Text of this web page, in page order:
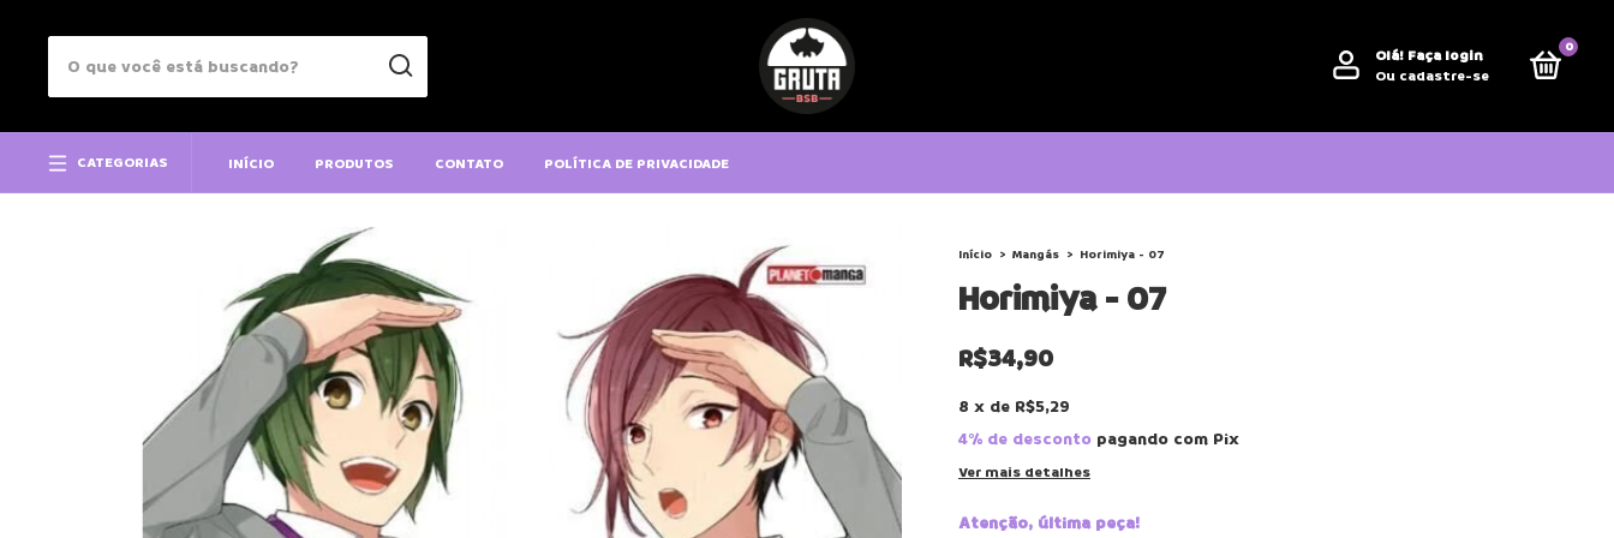
Olá! Faça login
Ou cadastre-se
0
CATEGORIAS INÍCIO PRODUTOS CONTATO POLÍTICA DE PRIVACIDADE
Início > Mangás > Horimiya - 07
Horimiya - 07
R$34,90
8 x de R$5,29
4% de desconto pagando com Pix
Ver mais detalhes
Atenção, última peça!